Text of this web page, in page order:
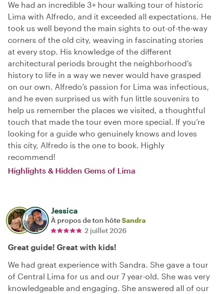
We had an incredible 3+ hour walking tour of historic
Lima with Alfredo, and it exceeded all expectations. He
took us well beyond the main sights to out-of-the-way
corners of the old city, weaving in fascinating stories
at every stop. His knowledge of the different
architectural periods brought the neighborhood’s
history to life in a way we never would have grasped
on our own. Alfredo’s passion for Lima was infectious,
and he even surprised us with fun little souvenirs to
help us remember the places we visited, a thoughtful
touch that made the tour even more special. If you’re
looking for a guide who genuinely knows and loves
this city, Alfredo is the one to book. Highly
recommend!
Highlights & Hidden Gems of Lima
Jessica
À propos de ton hôteSandra
2 juillet 2026
Great guide! Great with kids!
We had great experience with Sandra. She gave a tour
of Central Lima for us and our 7 year-old. She was very
knowledgeable and engaging. She answered all of our